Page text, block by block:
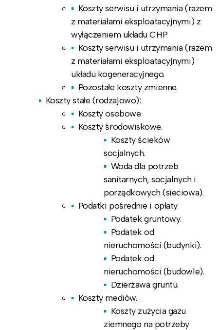
Koszty serwisu i utrzymania (razem
z materiałami eksploatacyjnymi) z
wyłączeniem układu CHP.
Koszty serwisu i utrzymania (razem
z materiałami eksploatacyjnymi)
układu kogeneracyjnego.
Pozostałe koszty zmienne.
Koszty stałe (rodzajowo):
Koszty osobowe.
Koszty środowiskowe.
Koszty ścieków
socjalnych.
Woda dla potrzeb
sanitarnych, socjalnych i
porządkowych (sieciowa).
Podatki pośrednie i opłaty.
Podatek gruntowy.
Podatek od
nieruchomości (budynki).
Podatek od
nieruchomości (budowle).
Dzierżawa gruntu.
Koszty mediów.
Koszty zużycia gazu
ziemnego na potrzeby